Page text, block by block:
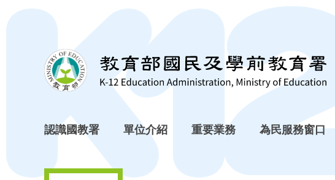
跳到主要內容區塊
認識國教署 單位介紹 重要業務 為民服務窗口